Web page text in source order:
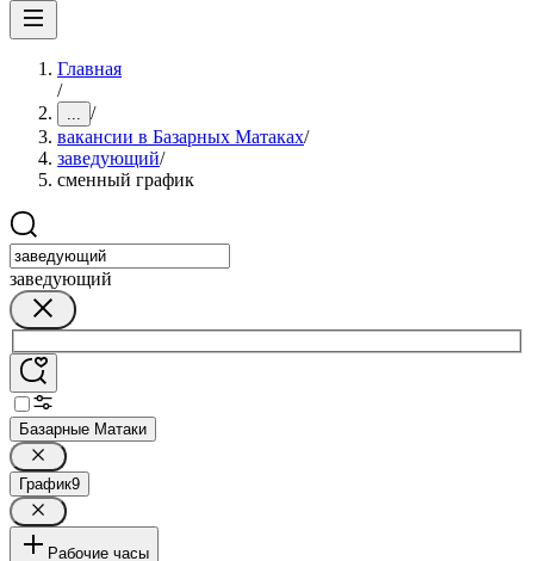
Главная
/
... /
вакансии в Базарных Матаках/
заведующий/
сменный график
заведующий
Базарные Матаки
График9
Рабочие часы